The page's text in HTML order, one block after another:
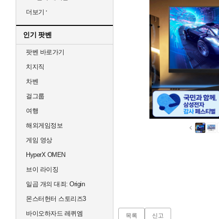
더보기
인기 팟벤
팟벤 바로가기
치지직
차벤
걸그룹
여행
해외게임정보
게임 영상
HyperX OMEN
브이 라이징
일곱 개의 대죄: Origin
몬스터헌터 스토리즈3
바이오하자드 레퀴엠
목록 신고